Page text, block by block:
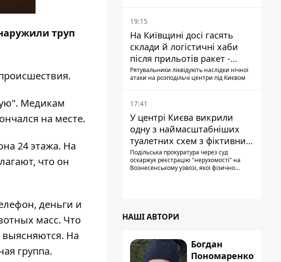
труп
Медикам
на месте.
24 этажа. На
что он
деньги и
масс. Что
выясняются. На
группа.
19:15
На Київщині досі гасять
склади й логістичні хаби
після прильотів ракет -
ДСНС
Рятувальники ліквідують наслідки нічної
атаки на розподільчі центри під Києвом
17:41
У центрі Києва викрили
одну з наймасштабніших
туалетних схем з фіктивним
будинком
Подільська прокуратура через суд
оскаржує реєстрацію "нерухомості" на
Вознесенському узвозі, якої фізично
НАШІ АВТОРИ
Богдан
Пономаренко